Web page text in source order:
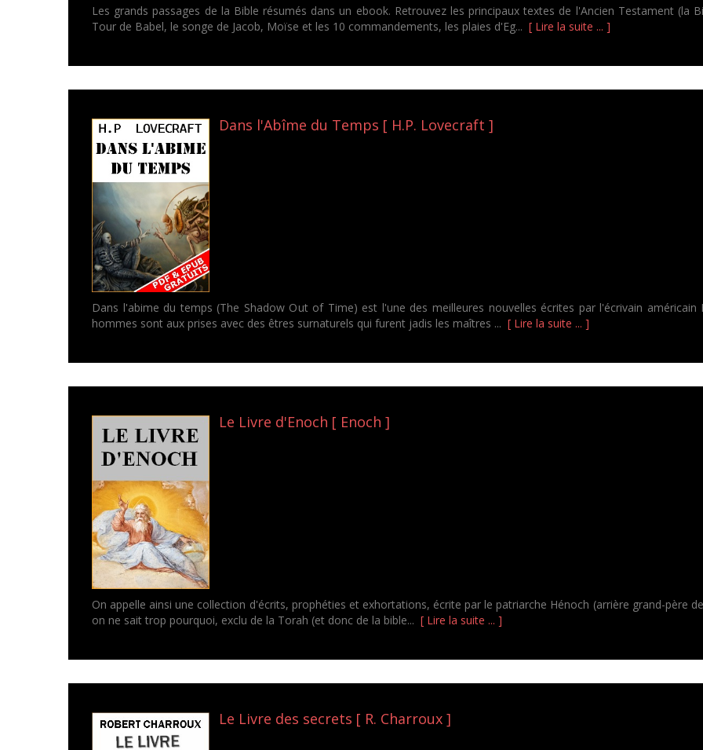
Les grands passages de la Bible résumés dans un ebook. Retrouvez les principaux textes de l'Ancien Testament (la
Tour de Babel, le songe de Jacob, Moïse et les 10 commandements, les plaies d'Eg... [ Lire la suite ... ]
Dans l'Abîme du Temps [ H.P. Lovecraft ]
Dans l'abime du temps (The Shadow Out of Time) est l'une des meilleures nouvelles écrites par l'écrivain
hommes sont aux prises avec des êtres surnaturels qui furent jadis les maîtres ... [ Lire la suite ... ]
Le Livre d'Enoch [ Enoch ]
On appelle ainsi une collection d'écrits, prophéties et exhortations, écrite par le patriarche Hénoch (arrière grand-père
on ne sait trop pourquoi, exclu de la Torah (et donc de la bible... [ Lire la suite ... ]
Le Livre des secrets [ R. Charroux ]